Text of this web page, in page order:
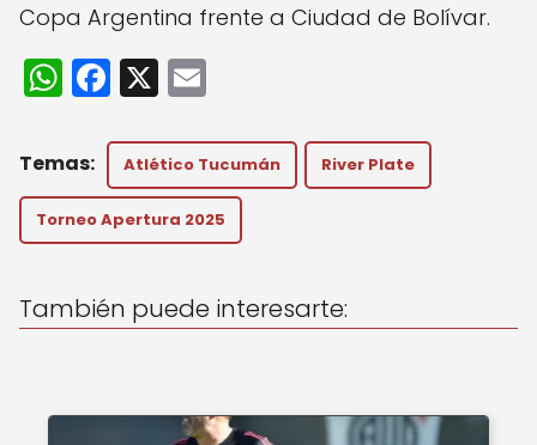
Copa Argentina frente a Ciudad de Bolívar.
W
h
a
ts
A
p
F
a
c
e
b
o
k
X
ai
l
Atlético Tucumán River Plate
Torneo Apertura 2025
También puede interesarte: